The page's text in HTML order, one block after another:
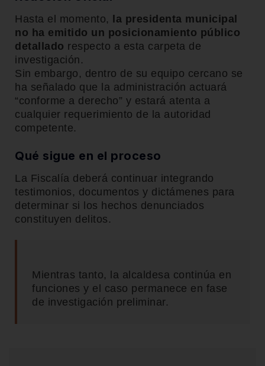
Hasta el momento,
la presidenta municipal
no ha emitido un posicionamiento público
detallado respecto a esta carpeta de
investigación.
Sin embargo, dentro de su equipo cercano se
ha señalado que la administración actuará
“conforme a derecho” y estará atenta a
cualquier requerimiento de la autoridad
competente.
Qué sigue en el proceso
La Fiscalía deberá continuar integrando
testimonios, documentos y dictámenes para
determinar si los hechos denunciados
constituyen delitos.
Mientras tanto, la alcaldesa continúa en
funciones y el caso permanece en fase
de investigación preliminar.